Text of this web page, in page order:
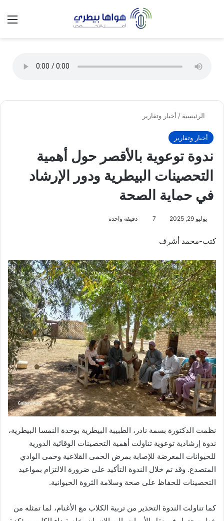
الوضع
الرئيسية / أخبار وتقارير
أخبار وتقارير
ندوة توعوية بالأقصر حول أهمية
التحصينات البيطرية ودور الإرشاد
في حماية الصحة
يوليو 29, 2025 7 دقيقة واحدة
كتب-محمد أشرف
نظمت الدكتورة بسمة نادر، الطبيبة البيطرية بوحدة النمسا البيطرية،
ندوة إرشادية توعوية تناولت أهمية التحصينات الوقائية الدورية
للحيوانات المعرضة للإصابة بمرض الحمى القلاعية وحمى الوادي
المتصدع. وقد تم خلال الندوة التأكيد على ضرورة الالتزام بمواعيد
التحصينات للحفاظ على صحة وسلامة الثروة الحيوانية.
كما تناولت الندوة التحذير من تربية الكلاب مع الأغنام، لما تمثله من